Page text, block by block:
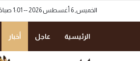
الخميس, 6 أغسطس 2026 -- 1:01 صباحًا
الرئيسية عاجل أخبار